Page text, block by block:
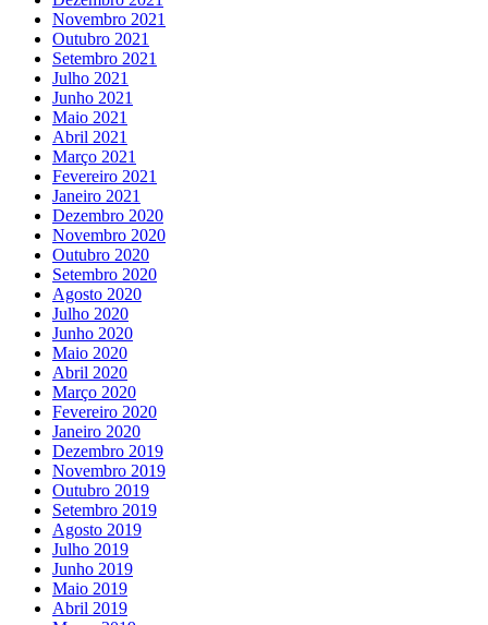
Novembro 2021
Outubro 2021
Setembro 2021
Julho 2021
Junho 2021
Maio 2021
Abril 2021
Março 2021
Fevereiro 2021
Janeiro 2021
Dezembro 2020
Novembro 2020
Outubro 2020
Setembro 2020
Agosto 2020
Julho 2020
Junho 2020
Maio 2020
Abril 2020
Março 2020
Fevereiro 2020
Janeiro 2020
Dezembro 2019
Novembro 2019
Outubro 2019
Setembro 2019
Agosto 2019
Julho 2019
Junho 2019
Maio 2019
Abril 2019